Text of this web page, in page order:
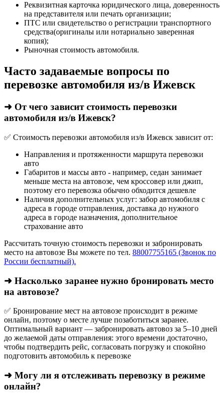
Реквизитная карточка юридического лица, доверенность
на представителя или печать организации;
ПТС или свидетельство о регистрации транспортного
средства(оригиналы или нотариально заверенная
копия);
Рыночная стоимость автомобиля.
Часто задаваемые вопросы по
перевозке автомобиля из/в Ижевск
➜ От чего зависит стоимость перевозки
автомобиля из/в Ижевск?
✅ Стоимость перевозки автомобиля из/в Ижевск зависит от:
Направления и протяженности маршрута перевозки
авто
Габаритов и массы авто - например, седан занимает
меньше места на автовозе, чем кроссовер или джип,
поэтому его перевозка обычно обходится дешевле
Наличия дополнительных услуг: забор автомобиля с
адреса в городе отправления, доставка до нужного
адреса в городе назначения, дополнительное
страхование авто
Рассчитать точную стоимость перевозки и забронировать
место на автовозе Вы можете по тел. 88007755165 (Звонок по
России бесплатный).
➜ Насколько заранее нужно бронировать место
на автовозе?
✅ Бронирование мест на автовозе происходит в режиме
онлайн, поэтому о месте лучше позаботиться заранее.
Оптимальный вариант — забронировать автовоз за 5–10 дней
до желаемой даты отправления: этого времени достаточно,
чтобы подтвердить рейс, согласовать погрузку и спокойно
подготовить автомобиль к перевозке
➜ Могу ли я отслеживать перевозку в режиме
онлайн?